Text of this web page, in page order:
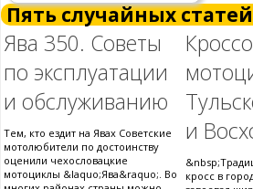
Пять случайных
Ява 350. Советы
по эксплуатации
и обслуживанию
Тем, кто ездит на Явах Советские
мотолюбители по достоинству
оценили чехословацкие
мотоциклы &laquo;Ява&raquo;. Во
и
кросс в